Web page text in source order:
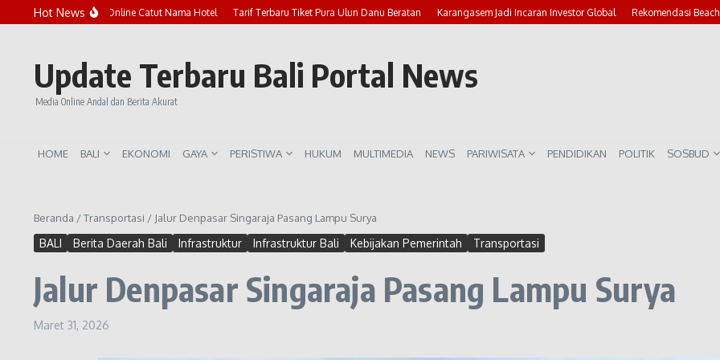
Lewati ke konten
Hot News
Marak Penipuan Online Catut Nama Hotel Tarif Terbaru Tiket Pura Ulun Danu Beratan Karangasem Jadi Incaran Investor Global Rekomendasi Beach
Update Terbaru Bali Portal News
Media Online Andal dan Berita Akurat
HOME BALI EKONOMI GAYA PERISTIWA HUKUM MULTIMEDIA NEWS PARIWISATA PENDIDIKAN POLITIK SOSBUD
Beranda /Transportasi / Jalur Denpasar Singaraja Pasang Lampu Surya
BALI Berita Daerah Bali Infrastruktur Infrastruktur Bali Kebijakan Pemerintah Transportasi
Jalur Denpasar Singaraja Pasang Lampu Surya
Maret 31, 2026